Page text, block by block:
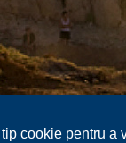
cookie pentru